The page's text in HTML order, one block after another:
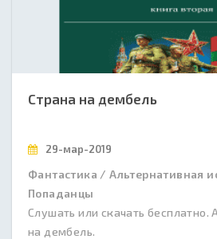
Страна на дембель
29-мар-2019
Фантастика / Альтернативная
Попаданцы
Слушать или скачать бесплатно.
на дембель.